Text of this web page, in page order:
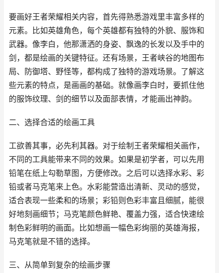
要画好王者荣耀相关内容，首先得熟悉游戏里丰富多样的
元素。比如英雄角色，每个英雄都有独特的外貌、服饰和
武器。像李白，他那潇洒的身姿、飘逸的长发以及手中的
剑，都是绘画的关键特征。还有场景，王者峡谷的地图布
局、防御塔、野怪等，都构成了独特的游戏场景。了解这
些元素的特点，是画画的基础。就像画李白时，要抓住他
的服饰纹理、剑的细节以及面部表情，才能画出神韵。
二、选择合适的绘画工具
工欲善其事，必先利其器。对于绘制王者荣耀相关画作，
不同的工具能带来不同的效果。如果是初学者，可以先用
铅笔在纸上勾勒草图，方便修改。之后可以选择水彩、彩
铅或者马克笔来上色。水彩能营造出清新、灵动的感觉，
适合表现一些柔和的场景；彩铅则色彩丰富且细腻，能很
好地刻画细节；马克笔颜色鲜艳、覆盖力强，适合快速绘
制色彩鲜明的画面。比如想画一幅色彩绚丽的英雄海报，
马克笔就是不错的选择。
三、从简单到复杂的绘画步骤